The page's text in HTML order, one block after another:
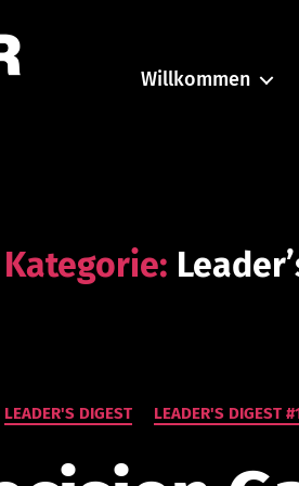
Willkommen
Kategorie:
LEADER'S DIGEST LEADER'S DIGEST o